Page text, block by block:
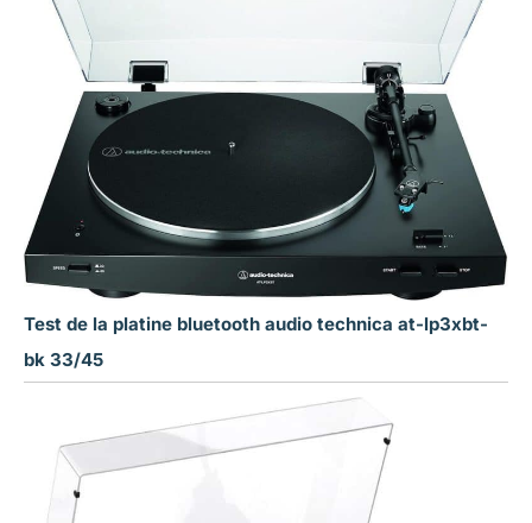
Test de la platine bluetooth audio technica at-lp3xbt-
bk 33/45